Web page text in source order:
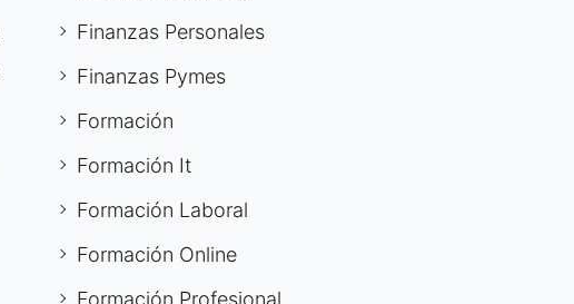
Finanzas Personales
Finanzas Pymes
Formación
Formación It
Formación Laboral
Formación Online
Formación Profesional